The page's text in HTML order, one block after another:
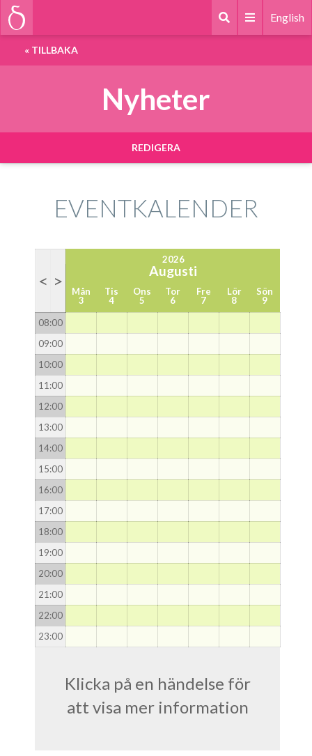
English
« TILLBAKA
Nyheter
REDIGERA
EVENTKALENDER
< >
2026
Augusti
Mån
3
Tis
4
Ons
5
Tor
6
Fre
7
Lör
8
Sön
9
08:00
09:00
10:00
11 :00
12:00
13:00
14:00
15:00
16:00
17:00
18:00
19:00
20:00
21 :00
22:00
23:00
Klicka på en händelse för
att visa mer information